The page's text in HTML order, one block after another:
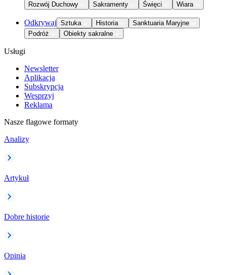
Rozwój Duchowy
Sakramenty Święci Wiara
Odkrywaj Sztuka Historia
Sanktuaria Maryjne
Podróż
Obiekty sakralne
Usługi
Newsletter
Aplikacja
Subskrypcja
Wesprzyj
Reklama
Nasze flagowe formaty
Analizy
Artykuł
Dobre historie
Opinia